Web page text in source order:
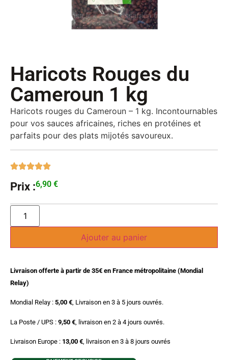
Haricots Rouges du
Cameroun 1 kg
Haricots rouges du Cameroun – 1 kg. Incontournables
pour vos sauces africaines, riches en protéines et
parfaits pour des plats mijotés savoureux.
Prix :6,90 €
Ajouter au panier
Livraison offerte à partir de 35€ en France métropolitaine (Mondial
Relay)
Mondial Relay : 5,00 €, Livraison en 3 à 5 jours ouvrés.
La Poste / UPS : 9,50 € , livraison en 2 à 4 jours ouvrés.
Livraison Europe : 13,00 € , livraison en 3 à 8 jours ouvrés